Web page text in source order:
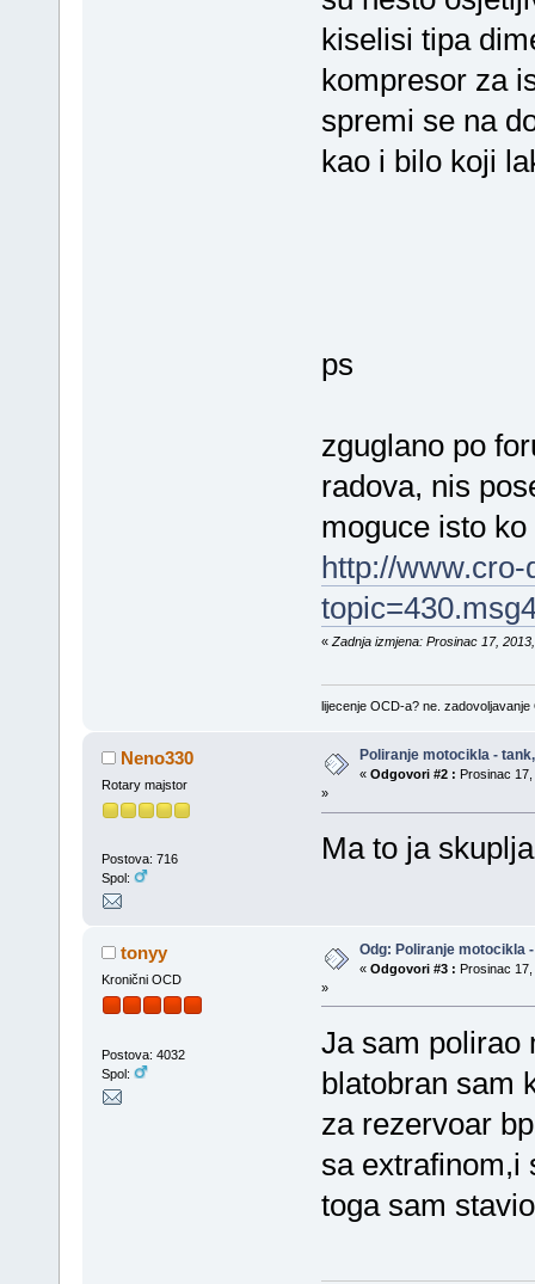
kiselisi tipa
kompresor za
spremi se na
kao i bilo koji
ps
zguglano po
radova, nis
moguce isto
http://
« Zadnja izmjena: Prosinac 17,
lijecenje OCD-a? ne.
Neno330
Rotary majstor
Postova: 716
Spol:
Poliranje motocikla -
« Odgovori #2 : Prosinac
»
Ma to ja
tonyy
Kronični OCD
Postova: 4032
Spol:
Odg: Poliranje motocikla
« Odgovori #3 : Prosinac 17,
»
Ja sam polirao
blatobran sam
za rezervoar
sa extrafinom,i
toga sam